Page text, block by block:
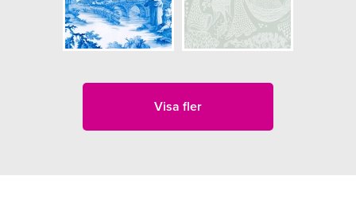
Visa fler